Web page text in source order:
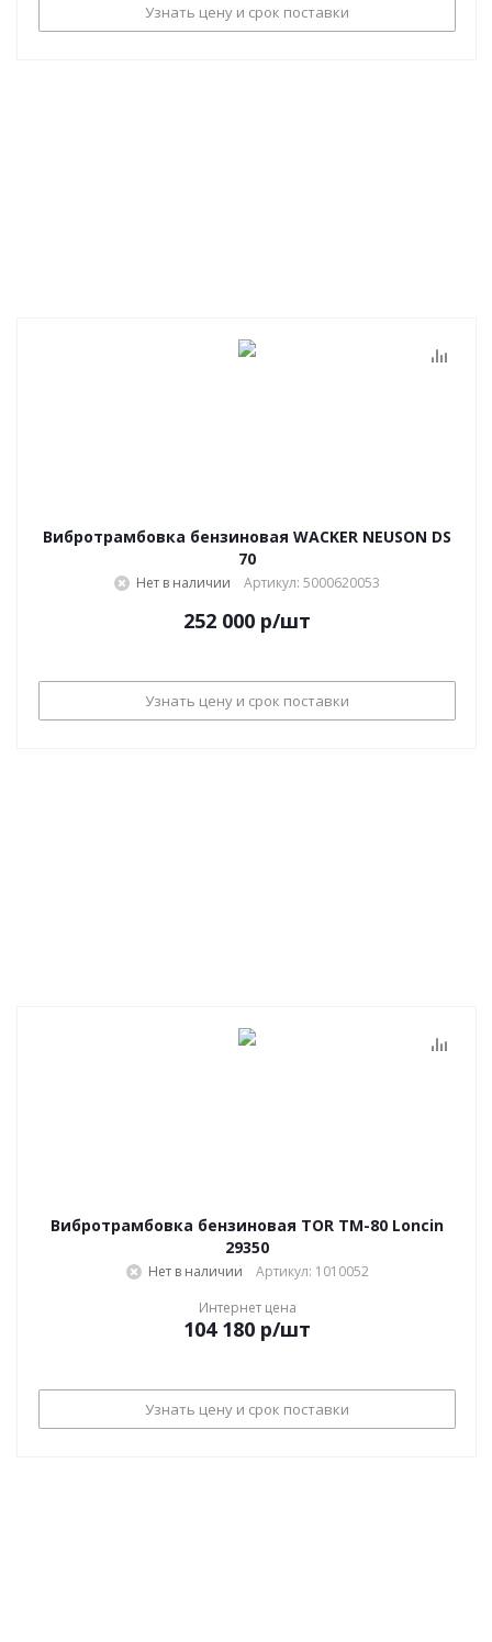
Узнать цену и срок поставки
Вибротрамбовка бензиновая WACKER NEUSON DS
70
Нет в наличии Артикул: 5000620053
252 000 р/шт
Узнать цену и срок поставки
Вибротрамбовка бензиновая TOR TM-80 Loncin
29350
Нет в наличии
Артикул: 1010052
Интернет цена
104 180 р/шт
Узнать цену и срок поставки